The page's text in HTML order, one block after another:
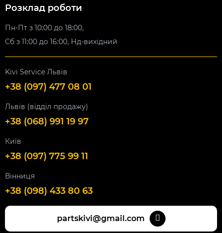
Розклад роботи
Пн-Пт з 10:00 до 18:00,
Сб з 11:00 до 16:00, Нд-вихідний
Kivi Service Львів
+38 (097) 477 08 01
Львів (відділ продажу)
+38 (068) 991 19 97
Київ
+38 (097) 775 99 11
Вінниця
+38 (098) 433 80 63
partskivi@gmail.com